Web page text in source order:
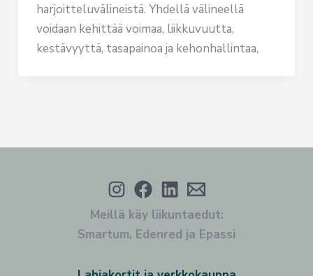
harjoitteluvälineistä. Yhdellä välineellä
voidaan kehittää voimaa, liikkuvuutta,
kestävyyttä, tasapainoa ja kehonhallintaa,
Meillä käy liikuntaedut:
Smartum, Edenred ja Epassi